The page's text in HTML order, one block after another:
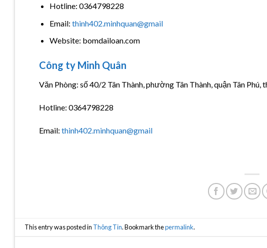
Hotline: 0364798228
Email: thinh402.minhquan@gmail
Website: bomdailoan.com
Công ty Minh Quân
Văn Phòng: số 40/2 Tân Thành, phường Tân Thành, quận Tân Phú,
Hotline: 0364798228
Email: thinh402.minhquan@gmail
This entry was posted in Thông Tin. Bookmark thepermalink.